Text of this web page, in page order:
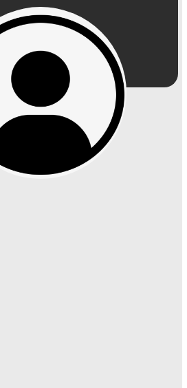
associadas, compreendendo suas
necessidades e encontrando soluções que
tragam valor agregado aos seus negócios.
Com um espírito empreendedor e excelentes
habilidades de comunicação, Karine
desempenha um papel fundamental na
promoção da participação das empresas em
eventos, parcerias estratégicas e ações de